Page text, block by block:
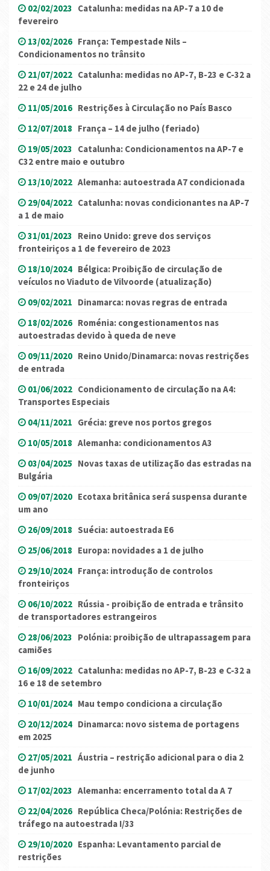
02/02/2023 Catalunha: medidas na AP-7 a 10 de
fevereiro
13/02/2026 França: Tempestade Nils –
Condicionamentos no trânsito
21/07/2022 Catalunha: medidas no AP-7, B-23 e C-32 a
22 e 24 de julho
11/05/2016 Restrições à Circulação no País Basco
12/07/2018 França – 14 de julho (feriado)
19/05/2023 Catalunha: Condicionamentos na AP-7 e
C32 entre maio e outubro
13/10/2022 Alemanha: autoestrada A7 condicionada
29/04/2022 Catalunha: novas condicionantes na AP-7
a 1 de maio
31/01/2023 Reino Unido: greve dos serviços
fronteiriços a 1 de fevereiro de 2023
18/10/2024 Bélgica: Proibição de circulação de
veículos no Viaduto de Vilvoorde (atualização)
09/02/2021 Dinamarca: novas regras de entrada
18/02/2026 Roménia: congestionamentos nas
autoestradas devido à queda de neve
09/11/2020 Reino Unido/Dinamarca: novas restrições
de entrada
01/06/2022 Condicionamento de circulação na A4:
Transportes Especiais
04/11/2021 Grécia: greve nos portos gregos
10/05/2018 Alemanha: condicionamentos A3
03/04/2025 Novas taxas de utilização das estradas na
Bulgária
09/07/2020 Ecotaxa britânica será suspensa durante
um ano
26/09/2018 Suécia: autoestrada E6
25/06/2018 Europa: novidades a 1 de julho
29/10/2024 França: introdução de controlos
fronteiriços
06/10/2022 Rússia - proibição de entrada e trânsito
de transportadores estrangeiros
28/06/2023 Polónia: proibição de ultrapassagem para
camiões
16/09/2022 Catalunha: medidas no AP-7, B-23 e C-32 a
16 e 18 de setembro
10/01/2024 Mau tempo condiciona a circulação
20/12/2024 Dinamarca: novo sistema de portagens
em 2025
27/05/2021 Áustria – restrição adicional para o dia 2
de junho
17/02/2023 Alemanha: encerramento total da A 7
22/04/2026 República Checa/Polónia: Restrições de
tráfego na autoestrada I/33
29/10/2020 Espanha: Levantamento parcial de
restrições